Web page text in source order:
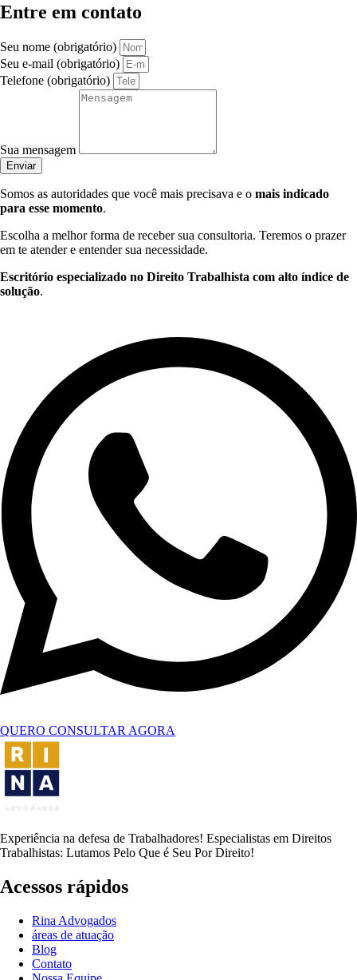
Entre em contato
Seu nome (obrigatório)
Seu e-mail (obrigatório)
Telefone (obrigatório)
Sua mensagem
Enviar
Somos as autoridades que você mais precisava e o mais indicado
para esse momento.
Escolha a melhor forma de receber sua consultoria. Teremos o prazer
em te atender e entender sua necessidade.
Escritório especializado no Direito Trabalhista com alto índice de
solução.
QUERO CONSULTAR AGORA
Experiência na defesa de Trabalhadores! Especialistas em Direitos
Trabalhistas: Lutamos Pelo Que é Seu Por Direito!
Acessos rápidos
Rina Advogados
áreas de atuação
Blog
Contato